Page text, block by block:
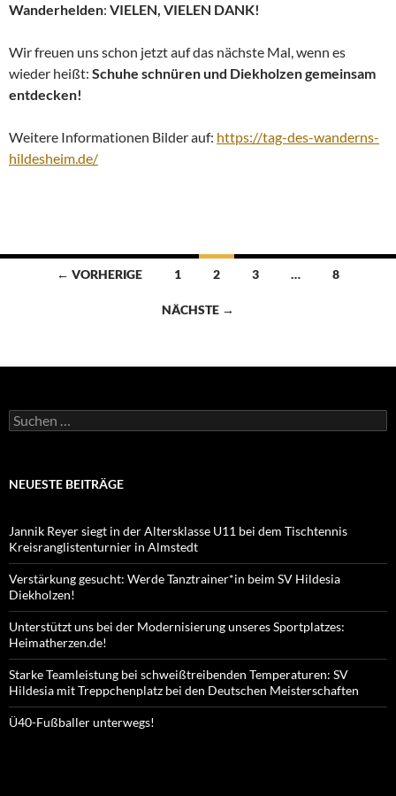
Wanderhelden: VIELEN, VIELEN DANK!
Wir freuen uns schon jetzt auf das nächste Mal, wenn es
wieder heißt: Schuhe schnüren und Diekholzen gemeinsam
entdecken!
Weitere Informationen Bilder auf: https://tag-des-wanderns-
hildesheim.de/
Beitragsnavigation
← VORHERIGE 1 2 3 … 8
NÄCHSTE →
Suchen
nach:
NEUESTE BEITRÄGE
Jannik Reyer siegt in der Altersklasse U11 bei dem Tischtennis
Kreisranglistenturnier in Almstedt
Verstärkung gesucht: Werde Tanztrainer*in beim SV Hildesia
Diekholzen!
Unterstützt uns bei der Modernisierung unseres Sportplatzes:
Heimatherzen.de!
Starke Teamleistung bei schweißtreibenden Temperaturen: SV
Hildesia mit Treppchenplatz bei den Deutschen Meisterschaften
Ü40-Fußballer unterwegs!